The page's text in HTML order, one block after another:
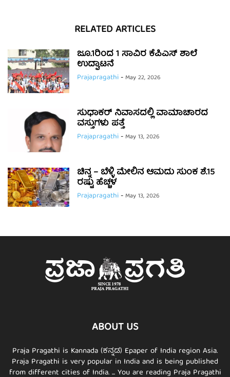
RELATED ARTICLES
ಜೂ.1ರಿಂದ 1 ಸಾವಿರ ಕೆಪಿಎಸ್ ಶಾಲೆ
ಉದ್ಘಾಟನೆ
Prajapragathi- May 22, 2026
ಸುಧಾಕರ್ ನಿವಾಸದಲ್ಲಿ ವಾಮಾಚಾರದ
ವಸ್ತುಗಳು ಪತ್ತೆ
Prajapragathi- May 13, 2026
ಚಿನ್ನ – ಬೆಳ್ಳಿ ಮೇಲಿನ ಆಮದು ಸುಂಕ ಶೆ.15
ರಷ್ಟು ಹೆಚ್ಚಳ
Prajapragathi- May 13, 2026
ABOUT US
Praja Pragathi is Kannada (ಕನ್ನಡ) Epaper of India region Asia.
Praja Pragathi is very popular in India and is being published
from different cities of India. ... You are reading Praja Pragathi